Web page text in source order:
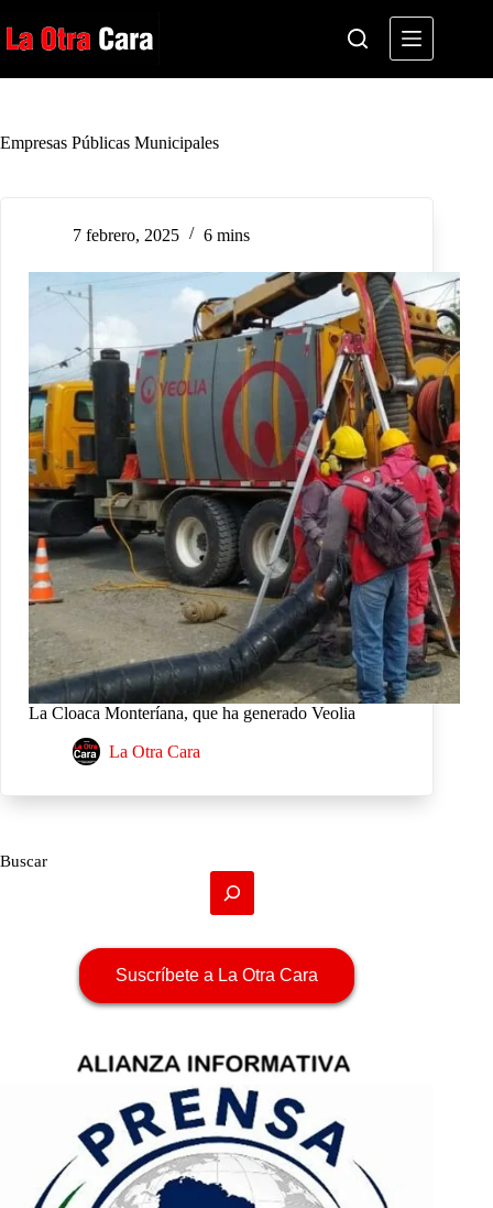
al
contenido
Empresas Públicas Municipales
7 febrero, 2025 6 mins
La Cloaca Monteríana, que ha generado Veolia
La Otra Cara
Buscar
Suscríbete a La Otra Cara